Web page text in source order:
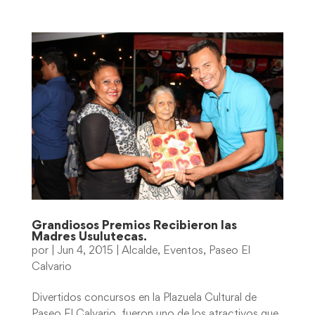
Grandiosos Premios Recibieron las
Madres Usulutecas.
por Jun 4, 2015 Alcalde, Eventos, Paseo El
Calvario
Divertidos concursos en la Plazuela Cultural de